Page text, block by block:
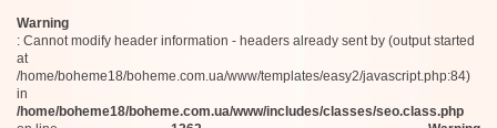
Warning
: Cannot modify header information - headers already sent by (output started
at
/home/boheme18/boheme.com.ua/www/templates/easy2/javascript.php:84)
in
/home/boheme18/boheme.com.ua/www/includes/classes/seo.class.php